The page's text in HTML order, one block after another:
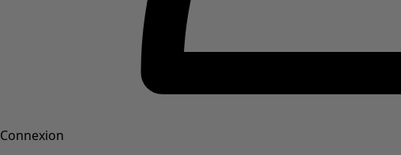
Connexion